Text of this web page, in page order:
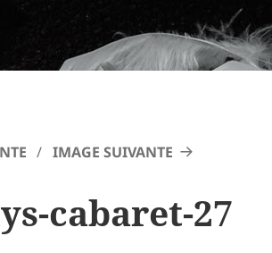
IMAGE SUIVANTE
cabaret-27